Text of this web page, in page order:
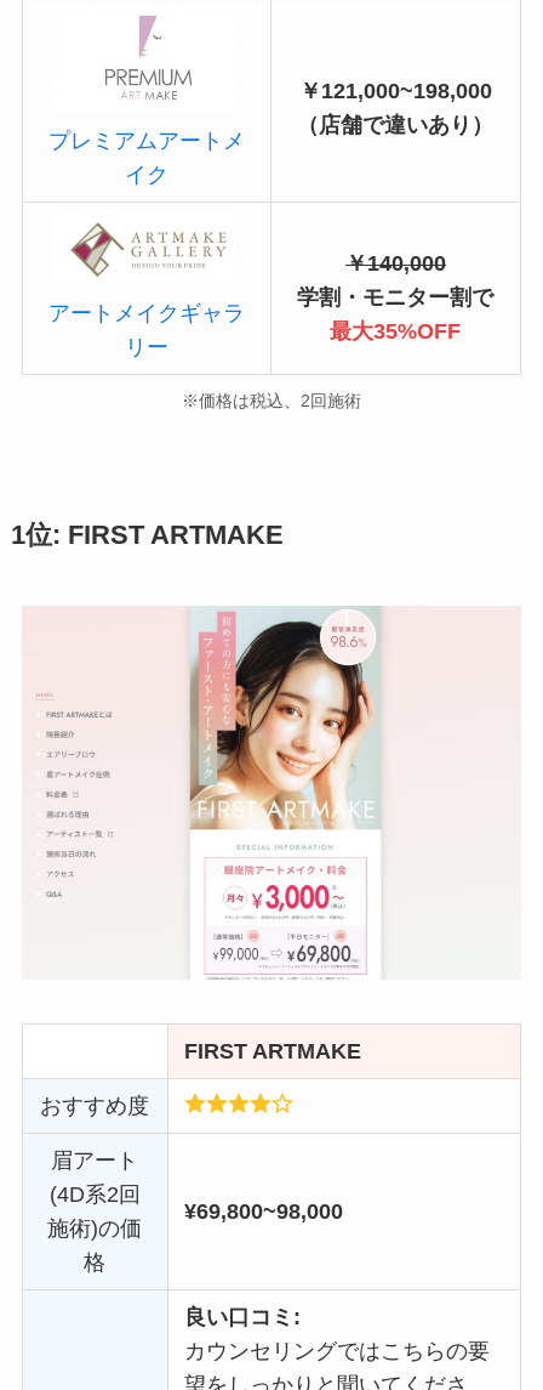
プレミアムアートメ
イク
￥121,000~198,000
（店舗で違いあり）
アートメイクギャラ
リー
￥140,000
学割・モニター割で
最大35%OFF
※価格は税込、2回施術
1位: FIRST ARTMAKE
FIRST ARTMAKE
おすすめ度
眉アート
(4D系2回
施術)の価
格
¥69,800~98,000
良い口コミ:
カウンセリングではこちらの要
望をしっかりと聞いてくださ